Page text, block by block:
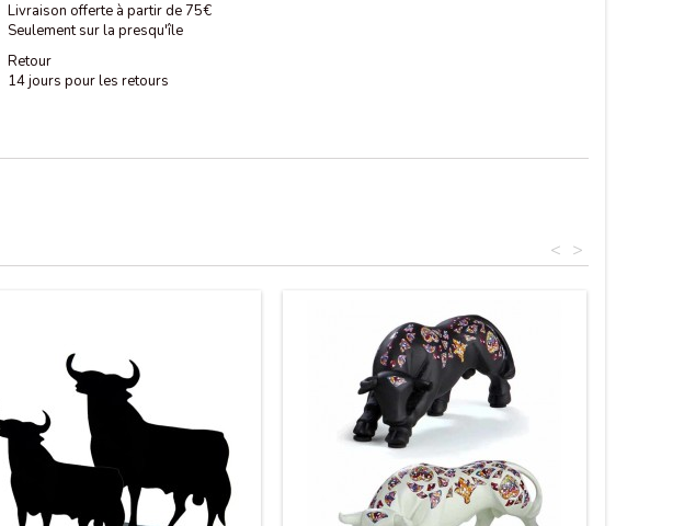
Livraison offerte à partir de 75€
Seulement sur la presqu'île
Retour
14 jours pour les retours
>
<